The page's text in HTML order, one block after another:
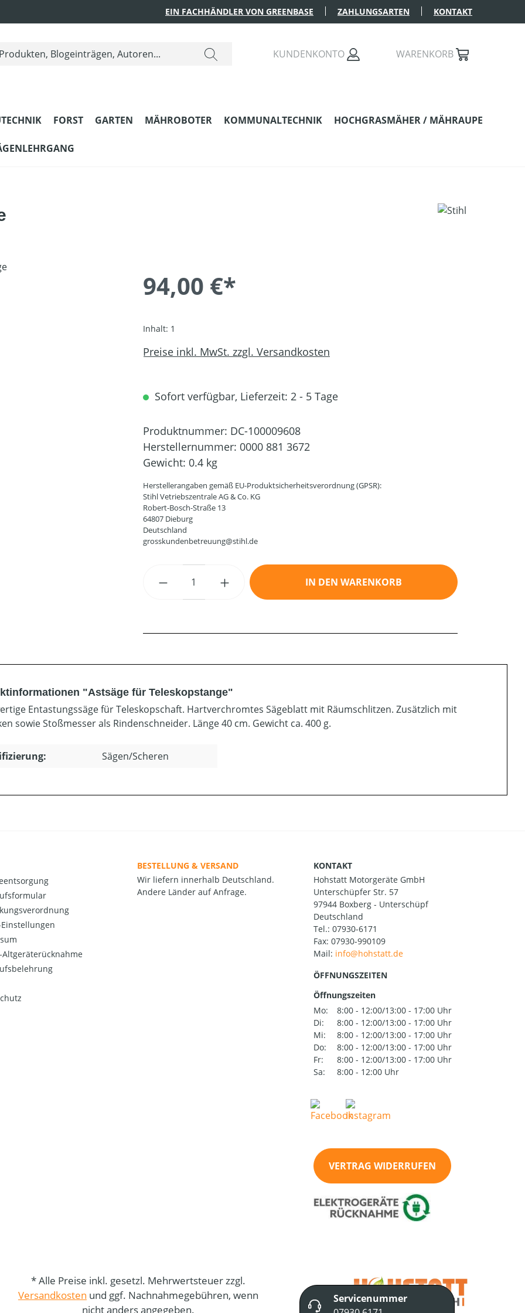
EIN FACHHÄNDLER VON GREENBASE ZAHLUNGSARTEN KONTAKT
KUNDENKONTO WARENKORB
FORST GARTEN MÄHROBOTER KOMMUNALTECHNIK HOCHGRASMÄHER / MÄHRAUPE
94,00 €*
Inhalt: 1
Preise inkl. MwSt. zzgl. Versandkosten
Sofort verfügbar, Lieferzeit: 2 - 5 Tage
Produktnummer: DC-100009608
Herstellernummer: 0000 881 3672
Gewicht: 0.4 kg
Herstellerangaben gemäß EU-Produktsicherheitsverordnung (GPSR):
Stihl Vetriebszentrale AG & Co. KG
Robert-Bosch-Straße 13
64807 Dieburg
Deutschland
grosskundenbetreuung@stihl.de
Produkt Anzahl: Gib den gewünschten Wert ein oder
IN DEN WARENKORB
"Astsäge für Teleskopstange"
Entastungssäge für Teleskopschaft. Hartverchromtes Sägeblatt mit Räumschlitzen. Zusätzlich mit
sowie Stoßmesser als Rindenschneider. Länge 40 cm. Gewicht ca. 400 g.
Sägen/Scheren
Einstellungen
Altgeräterücknahme
BESTELLUNG & VERSAND
Wir liefern innerhalb Deutschland.
Andere Länder auf Anfrage.
KONTAKT
Hohstatt Motorgeräte GmbH
Unterschüpfer Str. 57
97944 Boxberg - Unterschüpf
Deutschland
Tel.: 07930-6171
Fax: 07930-990109
Mail:
ÖFFNUNGSZEITEN
Öffnungszeiten
Mo:
8:00 - 12:00/13:00 - 17:00 Uhr
Di:
8:00 - 12:00/13:00 - 17:00 Uhr
Mi:
8:00 - 12:00/13:00 - 17:00 Uhr
Do:
8:00 - 12:00/13:00 - 17:00 Uhr
Fr:
8:00 - 12:00/13:00 - 17:00 Uhr
Sa:
8:00 - 12:00 Uhr
VERTRAG WIDERRUFEN
* Alle Preise inkl. gesetzl. Mehrwertsteuer zzgl.
Versandkosten und ggf. Nachnahmegebühren, wenn
nicht anders angegeben.
Servicenummer